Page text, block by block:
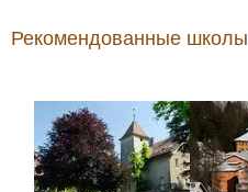
Рекомендованные школы